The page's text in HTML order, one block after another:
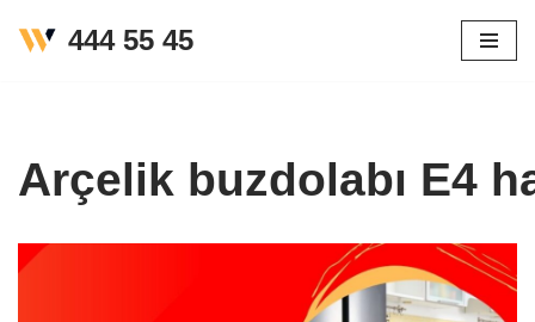
444 55 45
Arçelik buzdolabı E4